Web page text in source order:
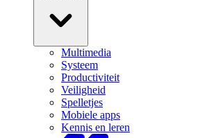
Multimedia
Systeem
Productiviteit
Veiligheid
Spelletjes
Mobiele apps
Kennis en leren